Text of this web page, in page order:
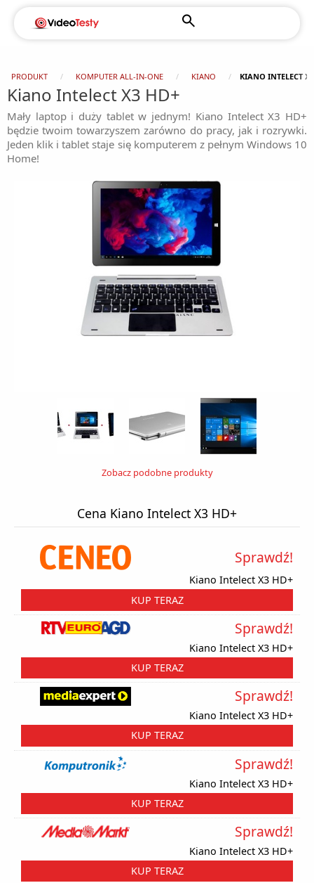
PRODUKT KOMPUTER ALL-IN-ONE KIANO KIANO INTELECT
Kiano Intelect X3 HD+
Mały laptop i duży tablet w jednym! Kiano Intelect X3 HD+
będzie twoim towarzyszem zarówno do pracy, jak i rozrywki.
Jeden klik i tablet staje się komputerem z pełnym Windows 10
Home!
Zobacz podobne produkty
Cena Kiano Intelect X3 HD+
Kiano Intelect X3 HD+
Sprawdź!
KUP TERAZ
Kiano Intelect X3 HD+
Sprawdź!
KUP TERAZ
Kiano Intelect X3 HD+
Sprawdź!
KUP TERAZ
Kiano Intelect X3 HD+
Sprawdź!
KUP TERAZ
Kiano Intelect X3 HD+
Sprawdź!
KUP TERAZ